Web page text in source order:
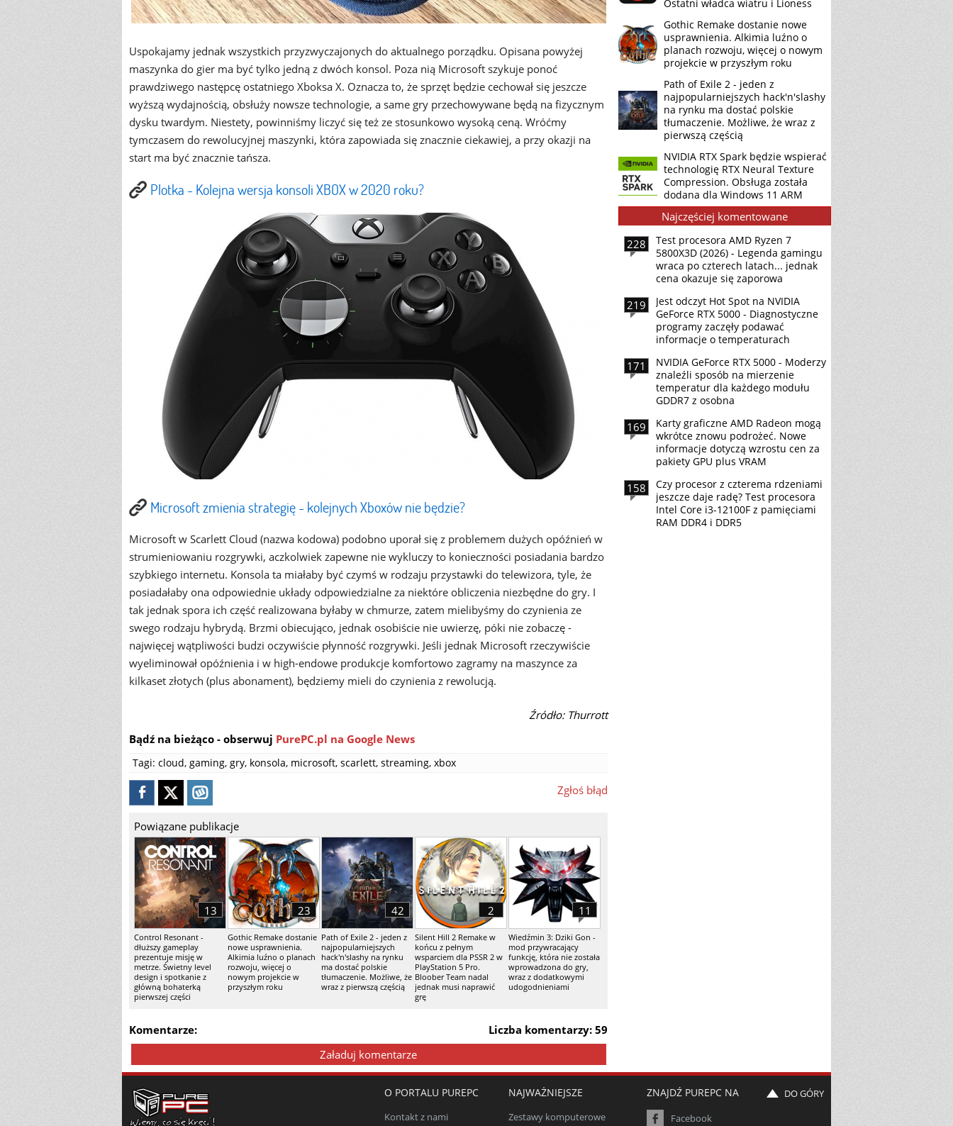
Uspokajamy jednak wszystkich przyzwyczajonych do aktualnego porządku. Opisana powyżej
maszynka do gier ma być tylko jedną z dwóch konsol. Poza nią Microsoft szykuje ponoć
prawdziwego następcę ostatniego Xboksa X. Oznacza to, że sprzęt będzie cechował się jeszcze
wyższą wydajnością, obsłuży nowsze technologie, a same gry przechowywane będą na fizycznym
dysku twardym. Niestety, powinniśmy liczyć się też ze stosunkowo wysoką ceną. Wróćmy
tymczasem do rewolucyjnej maszynki, która zapowiada się znacznie ciekawiej, a przy okazji na
start ma być znacznie tańsza.
Plotka - Kolejna wersja konsoli XBOX w 2020 roku?
Microsoft zmienia strategię - kolejnych Xboxów nie będzie?
Microsoft w Scarlett Cloud (nazwa kodowa) podobno uporał się z problemem dużych opóźnień w
strumieniowaniu rozgrywki, aczkolwiek zapewne nie wykluczy to konieczności posiadania bardzo
szybkiego internetu. Konsola ta miałaby być czymś w rodzaju przystawki do telewizora, tyle, że
posiadałaby ona odpowiednie układy odpowiedzialne za niektóre obliczenia niezbędne do gry. I
tak jednak spora ich część realizowana byłaby w chmurze, zatem mielibyśmy do czynienia ze
swego rodzaju hybrydą. Brzmi obiecująco, jednak osobiście nie uwierzę, póki nie zobaczę -
najwięcej wątpliwości budzi oczywiście płynność rozgrywki. Jeśli jednak Microsoft rzeczywiście
wyeliminował opóźnienia i w high-endowe produkcje komfortowo zagramy na maszynce za
kilkaset złotych (plus abonament), będziemy mieli do czynienia z rewolucją.
Źródło: Thurrott
Bądź na bieżąco - obserwuj PurePC.pl na Google News
Tagi: cloud, gaming, gry, konsola, microsoft, scarlett, streaming, xbox
Zgłoś błąd
Powiązane publikacje
Control Resonant -
dłuższy gameplay
prezentuje misję w
metrze. Świetny level
design i spotkanie z
główną bohaterką
pierwszej części
13
Gothic Remake dostanie
nowe usprawnienia.
Alkimia luźno o planach
rozwoju, więcej o
nowym projekcie w
przyszłym roku
23
Path of Exile 2 - jeden z
najpopularniejszych
hack'n'slashy na rynku
ma dostać polskie
tłumaczenie. Możliwe, że
wraz z pierwszą częścią
42
Silent Hill 2 Remake w
końcu z pełnym
wsparciem dla PSSR 2 w
PlayStation 5 Pro.
Bloober Team nadal
jednak musi naprawić
grę
2
Wiedźmin 3: Dziki Gon -
mod przywracający
funkcję, która nie została
wprowadzona do gry,
wraz z dodatkowymi
udogodnieniami
11
Liczba komentarzy: 59
Komentarze:
Załaduj komentarze
Ostatni władca wiatru i Lioness
Gothic Remake dostanie nowe
usprawnienia. Alkimia luźno o
planach rozwoju, więcej o nowym
projekcie w przyszłym roku
Path of Exile 2 - jeden z
najpopularniejszych hack'n'slashy
na rynku ma dostać polskie
tłumaczenie. Możliwe, że wraz z
pierwszą częścią
NVIDIA RTX Spark będzie wspierać
technologię RTX Neural Texture
Compression. Obsługa została
dodana dla Windows 11 ARM
Najczęściej komentowane
228
Test procesora AMD Ryzen 7
5800X3D (2026) - Legenda gamingu
wraca po czterech latach... jednak
cena okazuje się zaporowa
219
Jest odczyt Hot Spot na NVIDIA
GeForce RTX 5000 - Diagnostyczne
programy zaczęły podawać
informacje o temperaturach
171
NVIDIA GeForce RTX 5000 - Moderzy
znaleźli sposób na mierzenie
temperatur dla każdego modułu
GDDR7 z osobna
169
Karty graficzne AMD Radeon mogą
wkrótce znowu podrożeć. Nowe
informacje dotyczą wzrostu cen za
pakiety GPU plus VRAM
158
Czy procesor z czterema rdzeniami
jeszcze daje radę? Test procesora
Intel Core i3-12100F z pamięciami
RAM DDR4 i DDR5
O PORTALU PUREPC
Kontakt z nami
NAJWAŻNIEJSZE
Zestawy komputerowe
ZNAJDŹ PUREPC NA
Facebook
DO GÓRY